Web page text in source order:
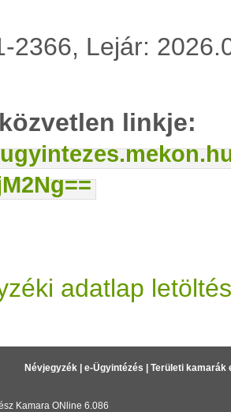
2366, Lejár:
linkje:
adatlap
Névjegyzék| e-Ügyintézés Területi kamarák
Kamara ONline 6.086